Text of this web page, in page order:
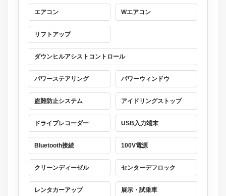
エアコン Wエアコン
リフトアップ
ダウンヒルアシストコントロール
パワーステアリング パワーウィンドウ
盗難防止システム アイドリングストップ
ドライブレコーダー USB入力端末
Bluetooth接続 100V電源
クリーンディーゼル センターデフロック
レンタカーアップ 展示・試乗車